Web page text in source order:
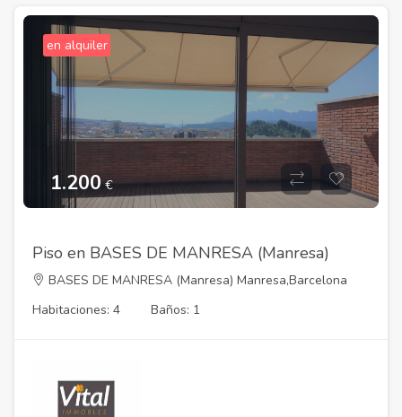
en alquiler
1.200€
Piso en BASES DE MANRESA (Manresa)
BASES DE MANRESA (Manresa) Manresa,Barcelona
Habitaciones: 4
Baños: 1